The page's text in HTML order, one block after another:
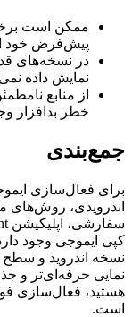
ممکن است
پیش‌فرض خود
در نسخه‌های
نمایش داده
از منابع
خطر بدافزار
جمع‌بندی
برای فعال‌سازی
اندرویدی، روش‌های
کپی ایموجی وجود
نسخه اندروید و سطح
نمایی حرفه‌ای‌تر و
هستید، فعال‌سازی
است.